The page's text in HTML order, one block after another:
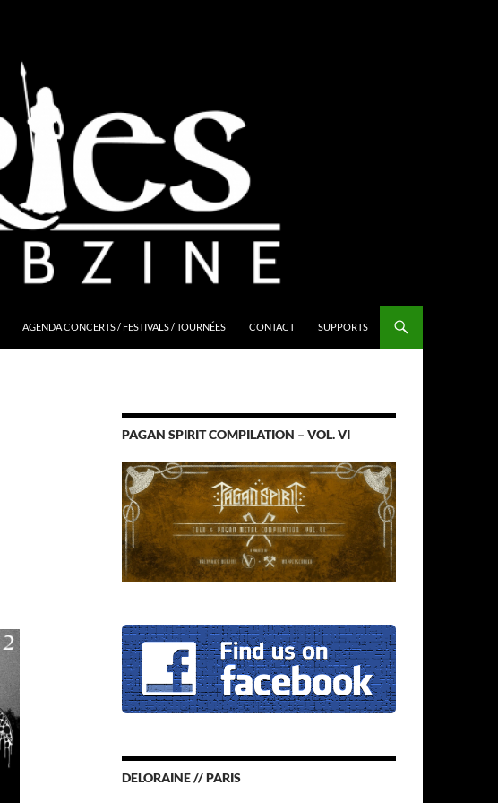
AGENDA CONCERTS / FESTIVALS / TOURNÉES CONTACT SUPPORTS
PAGAN SPIRIT COMPILATION – VOL. VI
DELORAINE // PARIS